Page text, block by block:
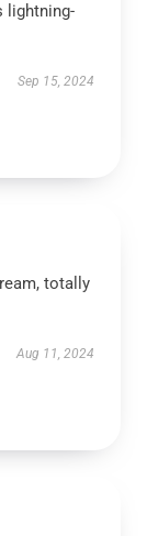
lightning-
Sep 15, 2024
totally
Aug 11, 2024